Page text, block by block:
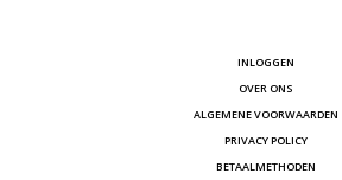
INLOGGEN
OVER ONS
ALGEMENE VOORWAARDEN
PRIVACY POLICY
BETAALMETHODEN